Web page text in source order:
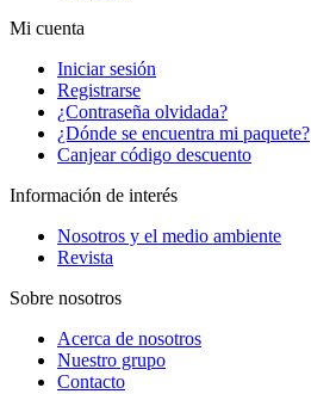
Mi cuenta
Iniciar sesión
Registrarse
¿Contraseña olvidada?
¿Dónde se encuentra mi paquete?
Canjear código descuento
Información de interés
Nosotros y el medio ambiente
Revista
Sobre nosotros
Acerca de nosotros
Nuestro grupo
Contacto